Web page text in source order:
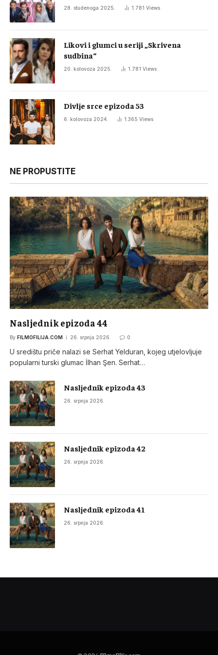
28. studenoga 2025. 1.781 Views
Likovi i glumci u seriji „Skrivena
sudbina“
20. kolovoza 2025. 1.781 Views
Divlje srce epizoda 53
6. kolovoza 2024. 1.365 Views
NE PROPUSTITE
Nasljednik epizoda 44
By FILMOFILIJA.COM 26. srpnja 2026. 0
U središtu priče nalazi se Serhat Yelduran, kojeg utjelovljuje
popularni turski glumac İlhan Şen. Serhat…
Nasljednik epizoda 43
26. srpnja 2026.
Nasljednik epizoda 42
26. srpnja 2026.
Nasljednik epizoda 41
26. srpnja 2026.